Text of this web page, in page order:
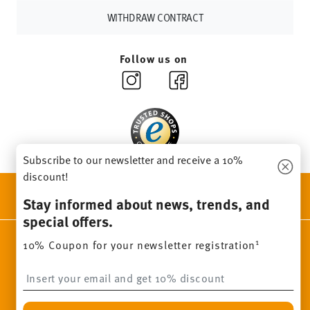
For returns, please use ourreturns service
WITHDRAW CONTRACT
Follow us on
Beauty & functionality for your home
Homepage General terms and conditions
Privacy policy
Subscribe to our newsletter and receive a 10%
discount!
Stay informed about news, trends, and
special offers.
10% Coupon for your newsletter registration1